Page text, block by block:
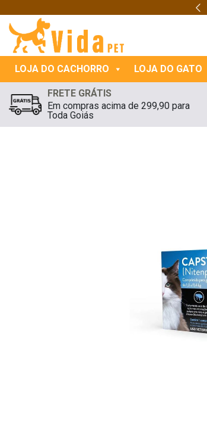
LOJA DO CACHORRO LOJA DO GATO
FRETE GRÁTIS
Em compras acima de 299,90 para
Toda Goiás